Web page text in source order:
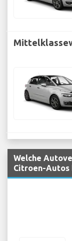
Welche
Citroen-Autos